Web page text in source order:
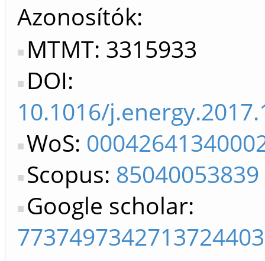
Azonosítók
MTMT: 3315933
DOI:
10.1016/
WoS:
Scopus: 85040053839
Google scholar:
7737497342713724403